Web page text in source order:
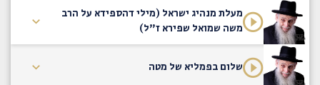
מעלת מנהיג ישראל (מילי דהספידא על הרב
משה שמואל שפירא ז"ל)
שלום בפמליא של מטה